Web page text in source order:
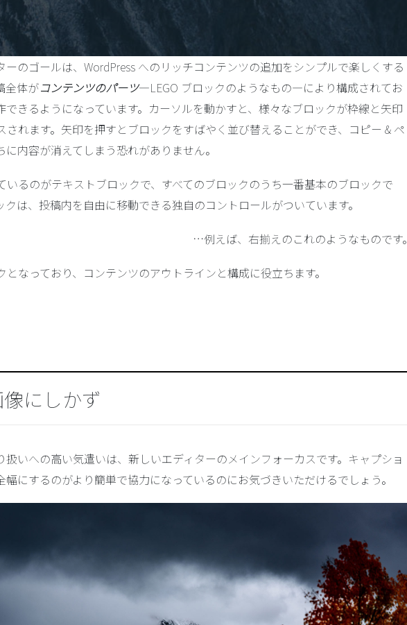
ーのゴールは、WordPress へのリッチコンテンツの追加をシンプルで楽しくする
全体がコンテンツのパーツ—LEGO ブロックのようなもの—により構成されてお
できるようになっています。カーソルを動かすと、様々なブロックが枠線と矢印
されます。矢印を押すとブロックをすばやく並び替えることができ、コピー & ペ
内容が消えてしまう恐れがありません。
いるのがテキストブロックで、すべてのブロックのうち一番基本のブロックで
クは、投稿内を自由に移動できる独自のコントロールがついています。
…例えば、右揃えのこれのようなものです。
となっており、コンテンツのアウトラインと構成に役立ちます。
にしかず
扱いへの高い気遣いは、新しいエディターのメインフォーカスです。キャプショ
幅にするのがより簡単で協力になっているのにお気づきいただけるでしょう。